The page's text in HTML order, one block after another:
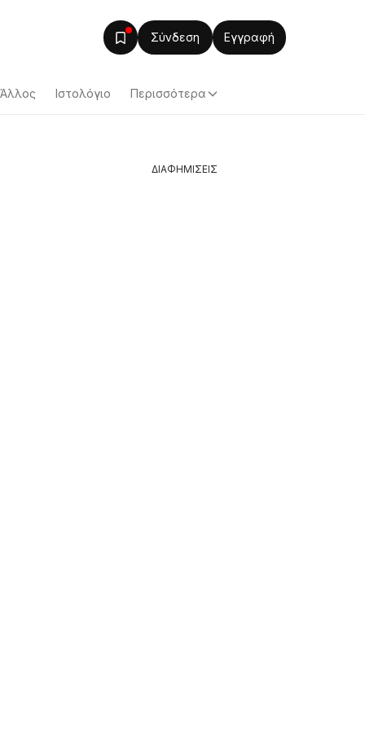
Σύνδεση Εγγραφή
Άλλος Ιστολόγιο Περισσότερα
ΔΙΑΦΗΜΙΣΕΙΣ